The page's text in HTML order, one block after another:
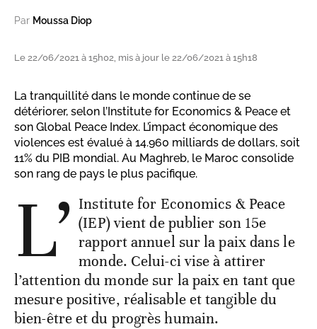
Par Moussa Diop
Le 22/06/2021 à 15h02, mis à jour le 22/06/2021 à 15h18
La tranquillité dans le monde continue de se
détériorer, selon l’Institute for Economics & Peace et
son Global Peace Index. L’impact économique des
violences est évalué à 14.960 milliards de dollars, soit
11% du PIB mondial. Au Maghreb, le Maroc consolide
son rang de pays le plus pacifique.
L’ Institute for Economics & Peace
(IEP) vient de publier son 15e
rapport annuel sur la paix dans le
monde. Celui-ci vise à attirer
l’attention du monde sur la paix en tant que
mesure positive, réalisable et tangible du
bien-être et du progrès humain.